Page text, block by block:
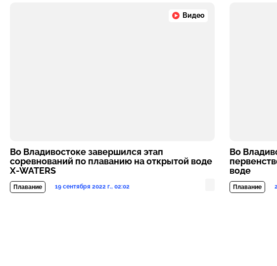
Видео
Во Владивостоке завершился этап
соревнований по плаванию на открытой воде
X-WATERS
Плавание 19 сентября 2022 г., 02:02
Во
воде
Плавание